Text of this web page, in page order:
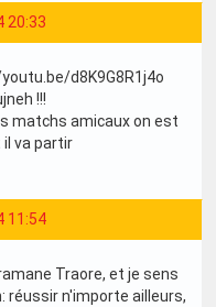
20:33
d8K9G8R1j4o
!!!
matchs amicaux on est
il va partir
11:54
Traore, et je sens
réussir n'importe ailleurs,